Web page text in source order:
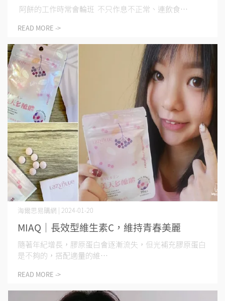
​ ​ 阿餅的工作時常會輪班 不只作息不正常、連飲食⋯
READ MORE ->
MIAQ｜長效型維生素C，維持青春美麗
海爾思易購網 | 2024-01-20
隨著年紀增長，膠原蛋白會逐漸流失，但光補充膠原蛋白
是不夠的，搭配適量的維⋯
READ MORE ->